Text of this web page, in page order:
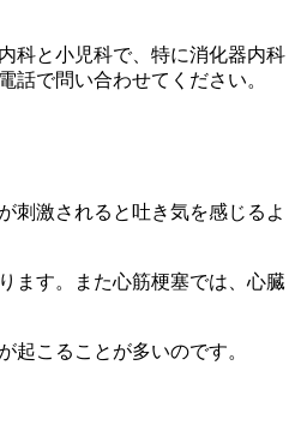
科と小児科で、特に消化器内科
で問い合わせてください。
刺激されると吐き気を感じるよ
ます。また心筋梗塞では、心臓
起こることが多いのです。